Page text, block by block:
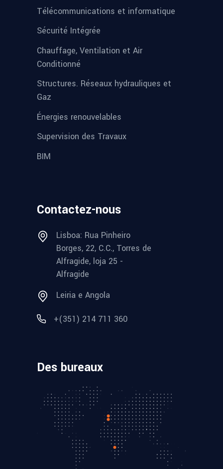
Télécommunications et informatique
Sécurité Intégrée
Chauffage, Ventilation et Air
Conditionné
Structures. Réseaux hydrauliques et
Gaz
Énergies renouvelables
Supervision des Travaux
BIM
Contactez-nous
Lisboa: Rua Pinheiro
Borges, 22, C.C., Torres de
Alfragide, loja 25 -
Alfragide
Leiria e Angola
+(351) 214 711 360
Des bureaux